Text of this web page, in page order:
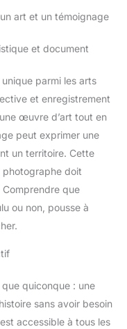
art et un témoignage
et document
parmi les arts
et enregistrement
œuvre d’art tout en
peut exprimer une
un territoire. Cette
photographe doit
que
ou non, pousse à
quiconque : une
sans avoir besoin
accessible à tous les